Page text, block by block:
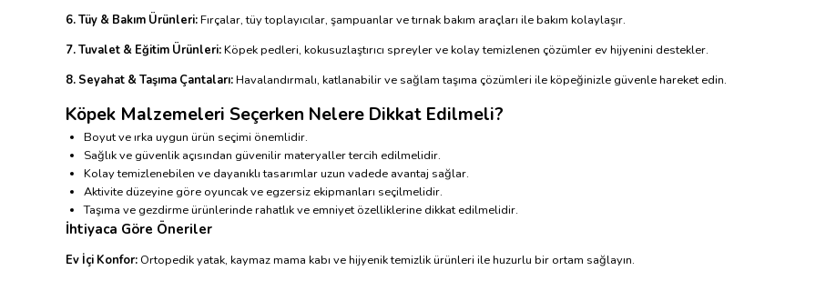
6. Tüy & Bakım Ürünleri:Fırçalar, tüy toplayıcılar, şampuanlar ve tırnak bakım araçları ile bakım kolaylaşır.
7. Tuvalet & Eğitim Ürünleri:Köpek pedleri, kokusuzlaştırıcı spreyler ve kolay temizlenen çözümler ev hijyenini destekler.
8. Seyahat & Taşıma Çantaları:Havalandırmalı, katlanabilir ve sağlam taşıma çözümleri ile köpeğinizle güvenle hareket edin.
Köpek Malzemeleri Seçerken Nelere Dikkat Edilmeli?
Boyut ve ırka uygun ürün seçimi önemlidir.
Sağlık ve güvenlik açısından güvenilir materyaller tercih edilmelidir.
Kolay temizlenebilen ve dayanıklı tasarımlar uzun vadede avantaj sağlar.
Aktivite düzeyine göre oyuncak ve egzersiz ekipmanları seçilmelidir.
Taşıma ve gezdirme ürünlerinde rahatlık ve emniyet özelliklerine dikkat edilmelidir.
İhtiyaca Göre Öneriler
Ev İçi Konfor: Ortopedik yatak, kaymaz mama kabı ve hijyenik temizlik ürünleri ile huzurlu bir ortam sağlayın.